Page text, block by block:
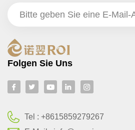
Folgen Sie Uns
Tel :+8615859279267